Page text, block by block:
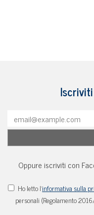
Oppure iscriviti con
Ho letto l'informativa sulla
personali (Regolamento